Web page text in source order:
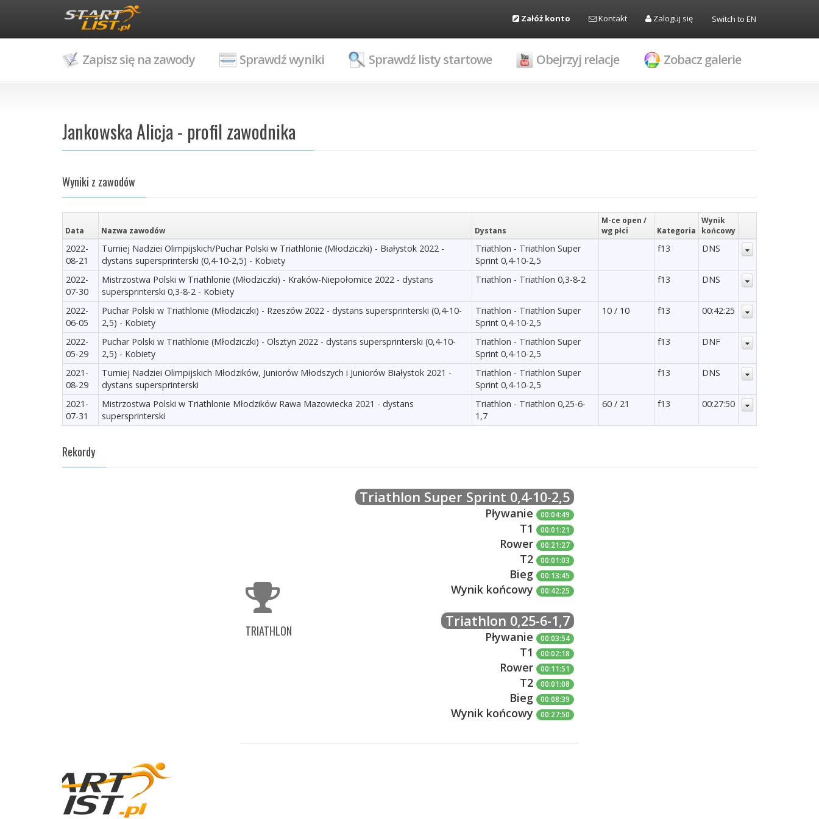
Załóż konto Kontakt Zaloguj się Switch to EN
Zapisz się na zawody Sprawdź wyniki Sprawdź listy startowe Obejrzyj relacje Zobacz galerie
Jankowska Alicja - profil zawodnika
Wyniki z zawodów
Data Nazwa zawodów Dystans
M-ce open /
wg płci
Kategoria
Wynik
końcowy
2022-
08-21
Turniej Nadziei Olimpijskich/Puchar Polski w Triathlonie (Młodziczki) - Białystok 2022 -
dystans supersprinterski (0,4-10-2,5) - Kobiety
Triathlon - Triathlon Super
Sprint 0,4-10-2,5
f13 DNS
2022-
07-30
Mistrzostwa Polski w Triathlonie (Młodziczki) - Kraków-Niepołomice 2022 - dystans
supersprinterski 0,3-8-2 - Kobiety
Triathlon - Triathlon 0,3-8-2 f13 DNS
2022-
06-05
Puchar Polski w Triathlonie (Młodziczki) - Rzeszów 2022 - dystans supersprinterski (0,4-10-
2,5) - Kobiety
Triathlon - Triathlon Super
Sprint 0,4-10-2,5
10 / 10 f13 00:42:25
2022-
05-29
Puchar Polski w Triathlonie (Młodziczki) - Olsztyn 2022 - dystans supersprinterski (0,4-10-
2,5) - Kobiety
Triathlon - Triathlon Super
Sprint 0,4-10-2,5
f13 DNF
2021-
08-29
Turniej Nadziei Olimpijskich Młodzików, Juniorów Młodszych i Juniorów Białystok 2021 -
dystans supersprinterski
Triathlon - Triathlon Super
Sprint 0,4-10-2,5
f13 DNS
2021-
07-31
Mistrzostwa Polski w Triathlonie Młodzików Rawa Mazowiecka 2021 - dystans
supersprinterski
Triathlon - Triathlon 0,25-6-
1,7
60 / 21 f13 00:27:50
Rekordy
TRIATHLON
Triathlon Super Sprint 0,4-10-2,5
Pływanie 00:04:49
T1 00:01:21
Rower 00:21:27
T2 00:01:03
Bieg 00:13:45
Wynik końcowy 00:42:25
Triathlon 0,25-6-1,7
Pływanie 00:03:54
T1 00:02:18
Rower 00:11:51
T2 00:01:08
Bieg 00:08:39
Wynik końcowy 00:27:50